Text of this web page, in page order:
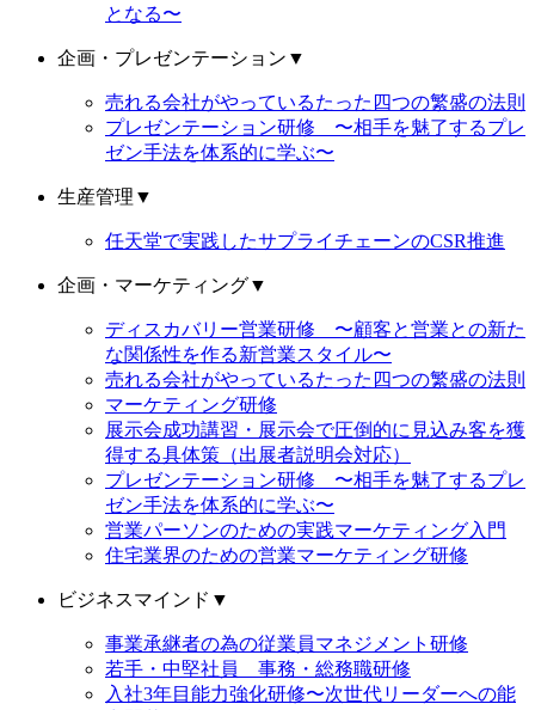
となる〜
企画・プレゼンテーション ▼
売れる会社がやっているたった四つの繁盛の法則
プレゼンテーション研修 〜相手を魅了するプレ
ゼン手法を体系的に学ぶ〜
生産管理 ▼
任天堂で実践したサプライチェーンのCSR推進
企画・マーケティング▼
ディスカバリー営業研修 〜顧客と営業との新た
な関係性を作る新営業スタイル〜
売れる会社がやっているたった四つの繁盛の法則
マーケティング研修
展示会成功講習・展示会で圧倒的に見込み客を獲
得する具体策（出展者説明会対応）
プレゼンテーション研修 〜相手を魅了するプレ
ゼン手法を体系的に学ぶ〜
営業パーソンのための実践マーケティング入門
住宅業界のための営業マーケティング研修
ビジネスマインド ▼
事業承継者の為の従業員マネジメント研修
若手・中堅社員 事務・総務職研修
入社3年目能力強化研修〜次世代リーダーへの能